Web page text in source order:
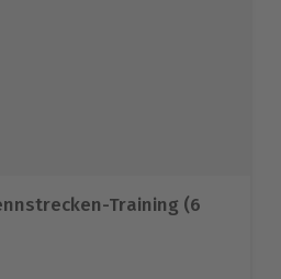
Training (6